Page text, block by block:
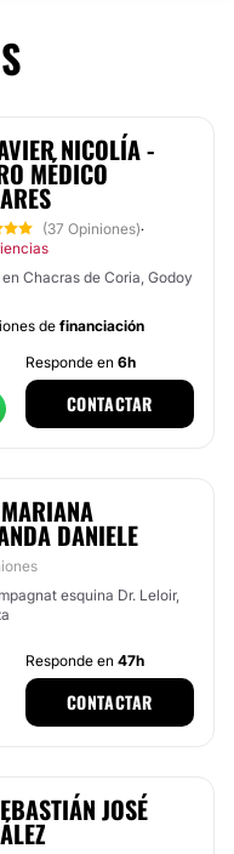
NICOLÍA -
MÉDICO
(37 Opiniones)·
en Chacras de Coria, Godoy
de financiación
Responde en 6h
CONTACTAR
DANIELE
esquina Dr. Leloir,
Responde en 47h
CONTACTAR
JOSÉ